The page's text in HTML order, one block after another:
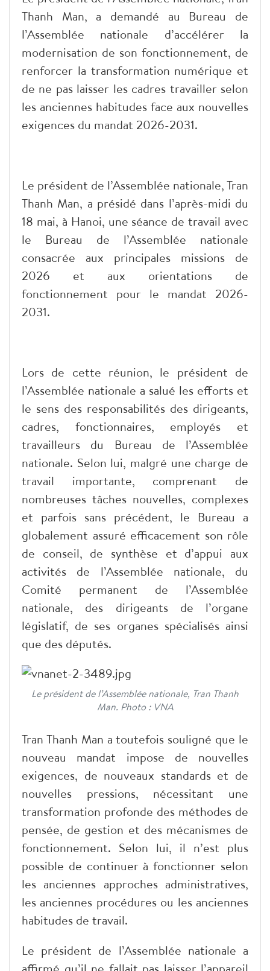
Thanh Man, a demandé au Bureau de
l’Assemblée nationale d’accélérer la
modernisation de son fonctionnement, de
renforcer la transformation numérique et
de ne pas laisser les cadres travailler selon
les anciennes habitudes face aux nouvelles
exigences du mandat 2026-2031.
Le président de l’Assemblée nationale, Tran
Thanh Man, a présidé dans l’après-midi du
18 mai, à Hanoi, une séance de travail avec
le Bureau de l’Assemblée nationale
consacrée aux principales missions de
2026 et aux orientations de
fonctionnement pour le mandat 2026-
2031.
Lors de cette réunion, le président de
l’Assemblée nationale a salué les efforts et
le sens des responsabilités des dirigeants,
cadres, fonctionnaires, employés et
travailleurs du Bureau de l’Assemblée
nationale. Selon lui, malgré une charge de
travail importante, comprenant de
nombreuses tâches nouvelles, complexes
et parfois sans précédent, le Bureau a
globalement assuré efficacement son rôle
de conseil, de synthèse et d’appui aux
activités de l’Assemblée nationale, du
Comité permanent de l’Assemblée
nationale, des dirigeants de l’organe
législatif, de ses organes spécialisés ainsi
que des députés.
Le président de l’Assemblée nationale, Tran Thanh
Man. Photo : VNA
Tran Thanh Man a toutefois souligné que le
nouveau mandat impose de nouvelles
exigences, de nouveaux standards et de
nouvelles pressions, nécessitant une
transformation profonde des méthodes de
pensée, de gestion et des mécanismes de
fonctionnement. Selon lui, il n’est plus
possible de continuer à fonctionner selon
les anciennes approches administratives,
les anciennes procédures ou les anciennes
habitudes de travail.
Le président de l’Assemblée nationale a